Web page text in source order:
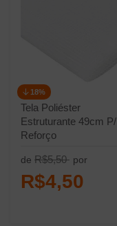
Tela Poliéster
Estruturante 49cm P/
Reforço
Metro Vedatex Vedacit
de R$5,50
18%
por
R$4,50